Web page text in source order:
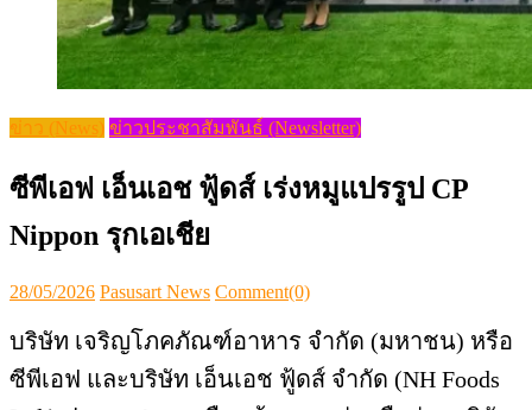
ข่าว (News) ข่าวประชาสัมพันธ์ (Newsletter)
ซีพีเอฟ เอ็นเอช ฟู้ดส์ เร่งหมูแปรรูป CP
Nippon รุกเอเชีย
Posted
28/05/2026 Author
Pasusart News Comment(0)
บริษัท เจริญโภคภัณฑ์อาหาร จำกัด (มหาชน) หรือ
ซีพีเอฟ และบริษัท เอ็นเอช ฟู้ดส์ จำกัด (NH Foods